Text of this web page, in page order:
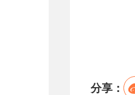
分享：